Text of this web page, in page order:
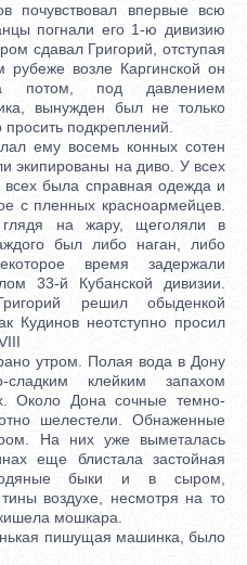
почувствовал впервые всю
погнали его 1-ю дивизию
сдавал Григорий, отступая
возле Каргинской он
потом, под давлением
вынужден был не только
подкреплений.
ему восемь конных сотен
экипированы на диво. У всех
всех была справная одежда и
с пленных красноармейцев.
глядя на жару, щеголяли в
был либо наган, либо
время задержали
33-й Кубанской дивизии.
решил обыденкой
Кудинов неотступно просил
утром. Полая вода в Дону
сладким клейким запахом
Около Дона сочные темно-
шелестели. Обнаженные
На них уже выметалась
еще блистала застойная
быки и в сыром,
воздухе, несмотря на то
мошкара.
пишущая машинка, было